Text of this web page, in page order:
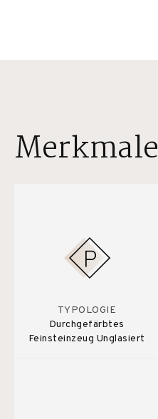
Merkmale
TYPOLOGIE
Durchgefärbtes
Feinsteinzeug Unglasiert